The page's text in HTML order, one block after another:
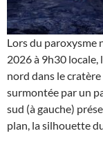
Lors du paroxysme
2026 à 9h30 locale,
nord dans le
surmontée par un
sud (à gauche)
plan, la silhouette